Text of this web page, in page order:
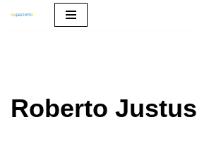
conteúdo
Roberto Justus